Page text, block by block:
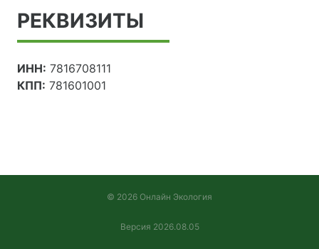
РЕКВИЗИТЫ
ИНН: 7816708111
КПП: 781601001
© 2026 Онлайн Экология
Версия 2026.08.05